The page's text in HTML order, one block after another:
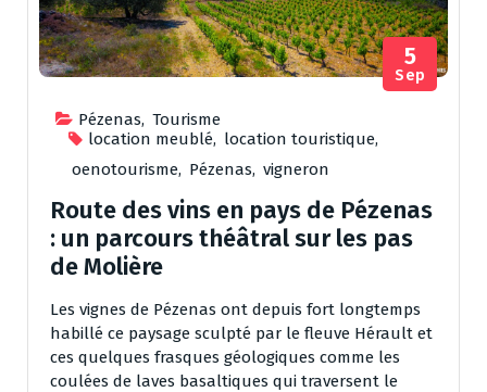
Pézenas, Tourisme
location meublé, location touristique,
oenotourisme, Pézenas, vigneron
5
Sep
Route des vins en pays de Pézenas
: un parcours théâtral sur les pas
de Molière
Les vignes de Pézenas ont depuis fort longtemps
habillé ce paysage sculpté par le fleuve Hérault et
ces quelques frasques géologiques comme les
coulées de laves basaltiques qui traversent le